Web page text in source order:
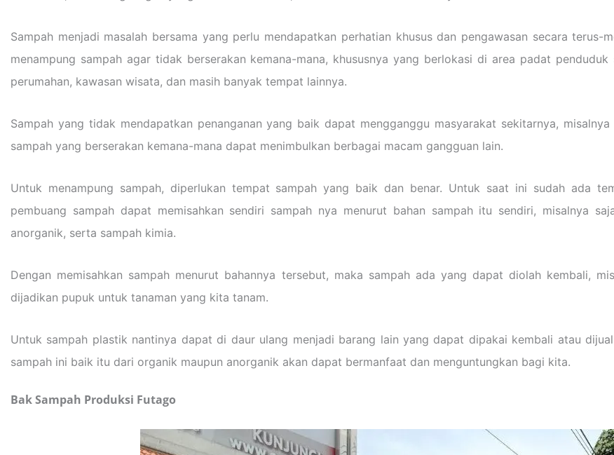
Sampah menjadi masalah bersama yang perlu mendapatkan perhatian khusus dan pengawasan secara terus-
menampung sampah agar tidak berserakan kemana-mana, khususnya yang berlokasi di area padat
perumahan, kawasan wisata, dan masih banyak tempat lainnya.
Sampah yang tidak mendapatkan penanganan yang baik dapat mengganggu masyarakat sekitarnya,
sampah yang berserakan kemana-mana dapat menimbulkan berbagai macam gangguan lain.
Untuk menampung sampah, diperlukan tempat sampah yang baik dan benar. Untuk saat ini sudah ada
pembuang sampah dapat memisahkan sendiri sampah nya menurut bahan sampah itu sendiri, misalnya
anorganik, serta sampah kimia.
Dengan memisahkan sampah menurut bahannya tersebut, maka sampah ada yang dapat diolah kembali,
dijadikan pupuk untuk tanaman yang kita tanam.
Untuk sampah plastik nantinya dapat di daur ulang menjadi barang lain yang dapat dipakai kembali atau
sampah ini baik itu dari organik maupun anorganik akan dapat bermanfaat dan menguntungkan bagi kita.
Bak Sampah Produksi Futago